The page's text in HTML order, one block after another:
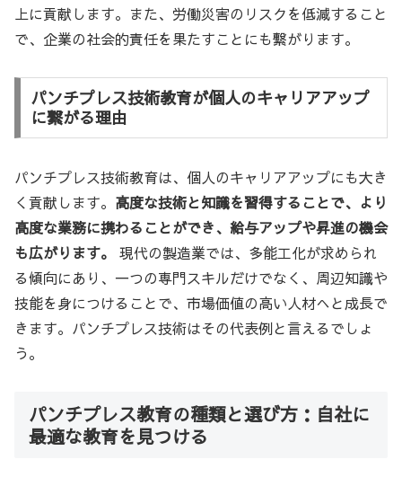
上に貢献します。また、労働災害のリスクを低減すること
で、企業の社会的責任を果たすことにも繋がります。
パンチプレス技術教育が個人のキャリアアップ
に繋がる理由
パンチプレス技術教育は、個人のキャリアアップにも大き
く貢献します。 高度な技術と知識を習得することで、より
高度な業務に携わることができ、給与アップや昇進の機会
も広がります。
現代の製造業では、多能工化が求められ
る傾向にあり、一つの専門スキルだけでなく、周辺知識や
技能を身につけることで、市場価値の高い人材へと成長で
きます。パンチプレス技術はその代表例と言えるでしょ
う。
パンチプレス教育の種類と選び方：自社に
最適な教育を見つける